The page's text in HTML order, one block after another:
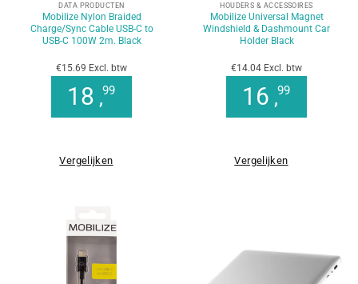
DATA PRODUCTEN
Mobilize Nylon Braided
Charge/Sync Cable USB-C to
USB-C 100W 2m. Black
€15.69 Excl. btw
18 ,99
Vergelijken
HOUDERS & ACCESSOIRES
Mobilize Universal Magnet
Windshield & Dashmount Car
Holder Black
€14.04 Excl. btw
16 ,99
Vergelijken